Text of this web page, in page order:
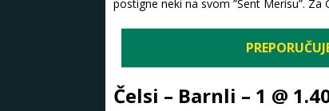
postigne neki na svom ”Sent Merisu”. Za
Čelsi – Barnli – 1 @